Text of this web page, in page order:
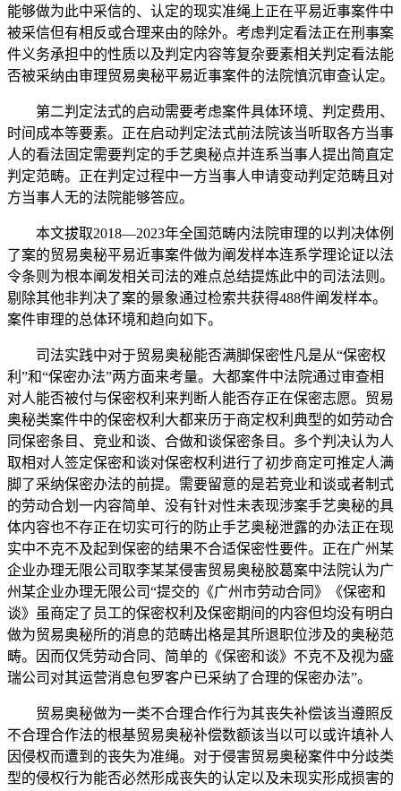
能够做为此中采信的、认定的现实准绳上正在平易近事案件中
被采信但有相反或合理来由的除外。考虑判定看法正在刑事案
件义务承担中的性质以及判定内容等复杂要素相关判定看法能
否被采纳由审理贸易奥秘平易近事案件的法院慎沉审查认定。
第二判定法式的启动需要考虑案件具体环境、判定费用、
时间成本等要素。正在启动判定法式前法院该当听取各方当事
人的看法固定需要判定的手艺奥秘点并连系当事人提出简直定
判定范畴。正在判定过程中一方当事人申请变动判定范畴且对
方当事人无的法院能够答应。
本文拔取2018—2023年全国范畴内法院审理的以判决体例
了案的贸易奥秘平易近事案件做为阐发样本连系学理论证以法
令条则为根本阐发相关司法的难点总结提炼此中的司法法则。
剔除其他非判决了案的景象通过检索共获得488件阐发样本。
案件审理的总体环境和趋向如下。
司法实践中对于贸易奥秘能否满脚保密性凡是从“保密权
利”和“保密办法”两方面来考量。大都案件中法院通过审查相
对人能否被付与保密权利来判断人能否存正在保密志愿。贸易
奥秘类案件中的保密权利大都来历于商定权利典型的如劳动合
同保密条目、竞业和谈、合做和谈保密条目。多个判决认为人
取相对人签定保密和谈对保密权利进行了初步商定可推定人满
脚了采纳保密办法的前提。需要留意的是若竞业和谈或者制式
的劳动合划一内容简单、没有针对性未表现涉案手艺奥秘的具
体内容也不存正在切实可行的防止手艺奥秘泄露的办法正在现
实中不克不及起到保密的结果不合适保密性要件。正在广州某
企业办理无限公司取李某某侵害贸易奥秘胶葛案中法院认为广
州某企业办理无限公司“提交的《广州市劳动合同》《保密和
谈》虽商定了员工的保密权利及保密期间的内容但均没有明白
做为贸易奥秘所的消息的范畴出格是其所退职位涉及的奥秘范
畴。因而仅凭劳动合同、简单的《保密和谈》不克不及视为盛
瑞公司对其运营消息包罗客户已采纳了合理的保密办法”。
贸易奥秘做为一类不合理合作行为其丧失补偿该当遵照反
不合理合作法的根基贸易奥秘补偿数额该当以可以或许填补人
因侵权而遭到的丧失为准绳。对于侵害贸易奥秘案件中分歧类
型的侵权行为能否必然形成丧失的认定以及未现实形成损害的